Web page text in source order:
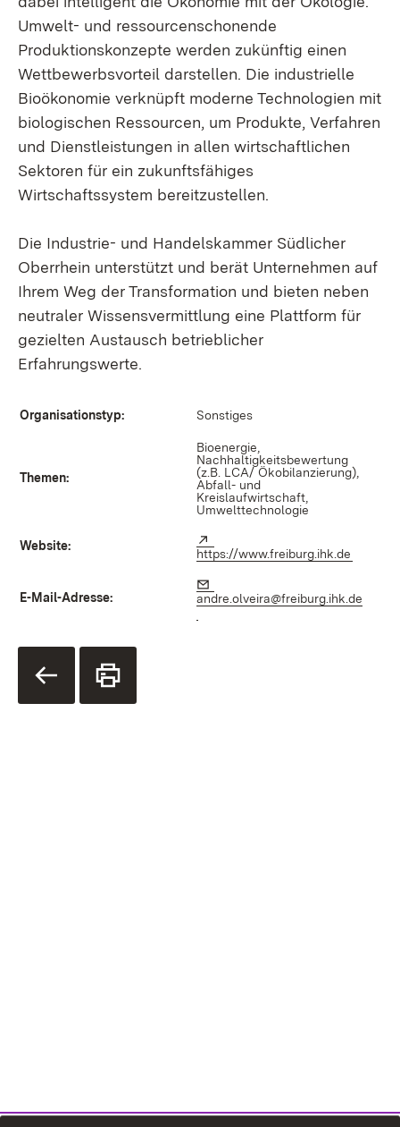
Umwelt- und ressourcenschonende
Produktionskonzepte werden zukünftig einen
Wettbewerbsvorteil darstellen. Die industrielle
Bioökonomie verknüpft moderne Technologien mit
biologischen Ressourcen, um Produkte, Verfahren
und Dienstleistungen in allen wirtschaftlichen
Sektoren für ein zukunftsfähiges
Wirtschaftssystem bereitzustellen.
Die Industrie- und Handelskammer Südlicher
Oberrhein unterstützt und berät Unternehmen auf
Ihrem Weg der Transformation und bieten neben
neutraler Wissensvermittlung eine Plattform für
gezielten Austausch betrieblicher
Erfahrungswerte.
Organisationstyp: Sonstiges
Themen:
Bioenergie,
Nachhaltigkeitsbewertung
(z.B. LCA/ Ökobilanzierung),
Abfall- und
Kreislaufwirtschaft,
Umwelttechnologie
Website:
https://www.freiburg.ihk.de
E-Mail-Adresse:
andre.olveira@freiburg.ihk.de